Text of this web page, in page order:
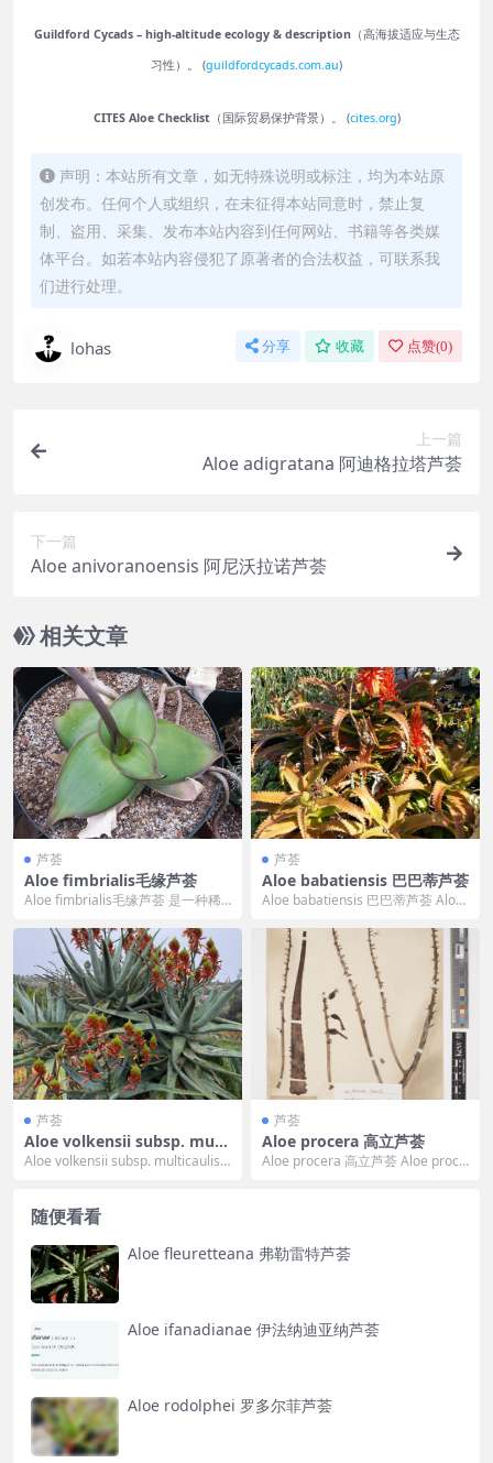
Guildford Cycads – high-altitude ecology & description（高海拔适应与生态
习性）。 (guildfordcycads.com.au)
CITES Aloe Checklist（国际贸易保护背景）。 (cites.org)
声明：本站所有文章，如无特殊说明或标注，均为本站原
创发布。任何个人或组织，在未征得本站同意时，禁止复
制、盗用、采集、发布本站内容到任何网站、书籍等各类媒
体平台。如若本站内容侵犯了原著者的合法权益，可联系我
们进行处理。
lohas 分享 收藏 点赞(0)
上一篇
Aloe adigratana 阿迪格拉塔芦荟
下一篇
Aloe anivoranoensis 阿尼沃拉诺芦荟
相关文章
芦荟
Aloe fimbrialis毛缘芦荟
Aloe fimbrialis毛缘芦荟 是一种稀
产...
芦荟
Aloe babatiensis 巴巴蒂芦荟
Aloe babatiensis 巴巴蒂芦荟 Aloe
芦荟
Aloe volkensii subsp. multi
caulis
Aloe volkensii subsp. multicaulis
芦荟
Aloe procera 高立芦荟
Aloe procera 高立芦荟 Aloe proce
随便看看
Aloe fleuretteana 弗勒雷特芦荟
Aloe ifanadianae 伊法纳迪亚纳芦荟
Aloe rodolphei 罗多尔菲芦荟